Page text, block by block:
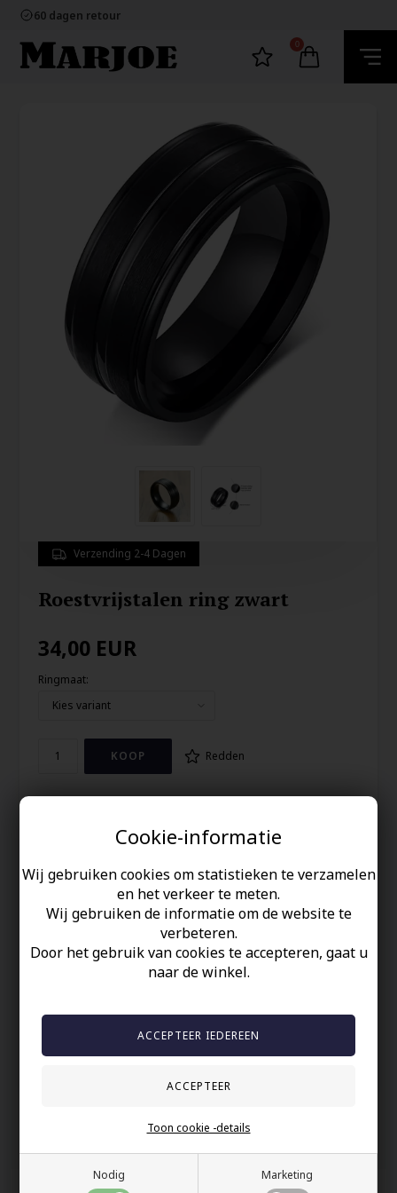
Cookie-informatie
Wij gebruiken cookies om statistieken te verzamelen
en het verkeer te meten.
Wij gebruiken de informatie om de website te
verbeteren.
Door het gebruik van cookies te accepteren, gaat u
naar de winkel.
Nodig Marketing
Toon cookie -details
60 dagen retour
Ecommerce Europe
100% nikkelvrij sieraden
60 dagen retour
0
Verzending 2-4 Dagen
Roestvrijstalen ring zwart
34,00 EUR
Ringmaat:
Redden
Deze zwarte, roestvrijstalen ring voor heren heeft een unieke,
Perfect voor dagelijks gebruik of speciale gelegenheden.
Voeg een vleugje verfijning toe aan je look!
Uw veiligheid
100% nikkelvrij sieraden